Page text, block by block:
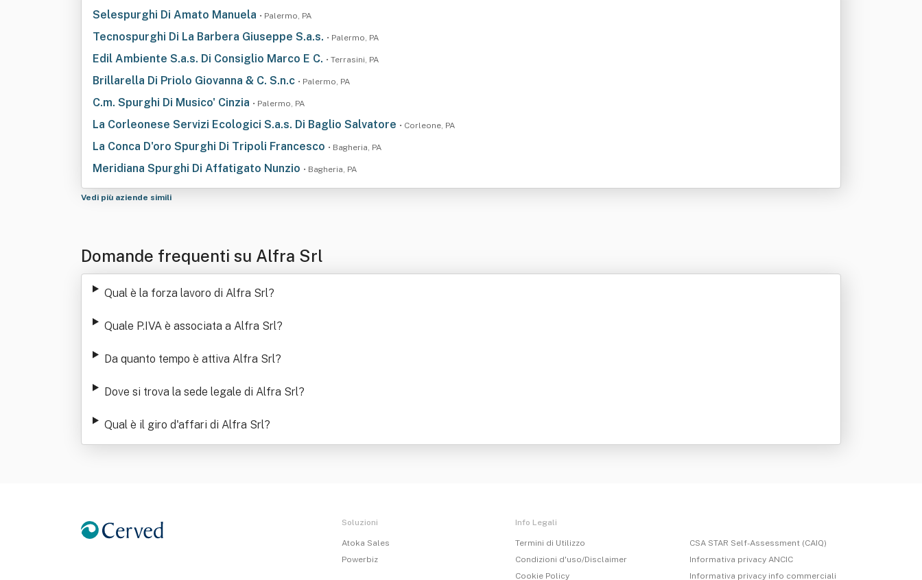
Selespurghi Di Amato Manuela • Palermo, PA
Tecnospurghi Di La Barbera Giuseppe S.a.s. • Palermo, PA
Edil Ambiente S.a.s. Di Consiglio Marco E C. • Terrasini, PA
Brillarella Di Priolo Giovanna & C. S.n.c • Palermo, PA
C.m. Spurghi Di Musico' Cinzia • Palermo, PA
La Corleonese Servizi Ecologici S.a.s. Di Baglio Salvatore • Corleone, PA
La Conca D'oro Spurghi Di Tripoli Francesco • Bagheria, PA
Meridiana Spurghi Di Affatigato Nunzio • Bagheria, PA
Vedi più aziende simili
Domande frequenti su Alfra Srl
Qual è la forza lavoro di Alfra Srl?
Quale P.IVA è associata a Alfra Srl?
Da quanto tempo è attiva Alfra Srl?
Dove si trova la sede legale di Alfra Srl?
Qual è il giro d'affari di Alfra Srl?
Soluzioni
Atoka Sales
Powerbiz
Info Legali
Termini di Utilizzo
Condizioni d'uso/Disclaimer
Cookie Policy
CSA STAR Self-Assessment (CAIQ)
Informativa privacy ANCIC
Informativa privacy info commerciali